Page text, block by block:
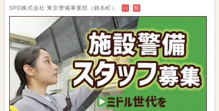
SPD株式会社 東京警備事業部（錦糸町） バ 契